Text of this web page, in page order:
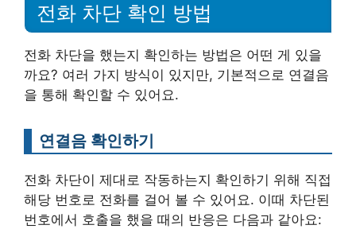
전화 차단 확인 방법
전화 차단을 했는지 확인하는 방법은 어떤 게 있을
까요? 여러 가지 방식이 있지만, 기본적으로 연결음
을 통해 확인할 수 있어요.
연결음 확인하기
전화 차단이 제대로 작동하는지 확인하기 위해 직접
해당 번호로 전화를 걸어 볼 수 있어요. 이때 차단된
번호에서 호출을 했을 때의 반응은 다음과 같아요: